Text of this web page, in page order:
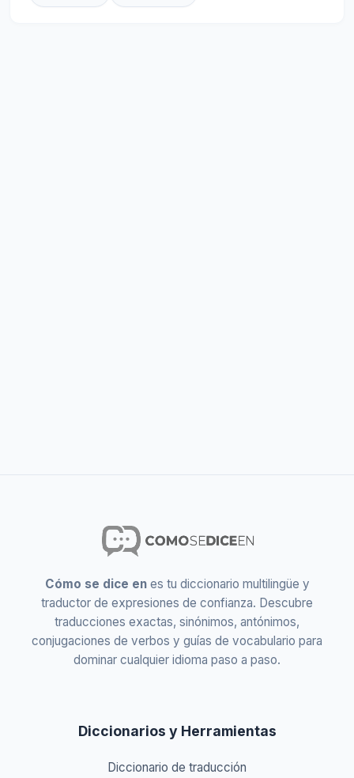
Cómo se dice enes tu diccionario multilingüe y
traductor de expresiones de confianza. Descubre
traducciones exactas, sinónimos, antónimos,
conjugaciones de verbos y guías de vocabulario para
dominar cualquier idioma paso a paso.
Diccionarios y Herramientas
Diccionario de traducción